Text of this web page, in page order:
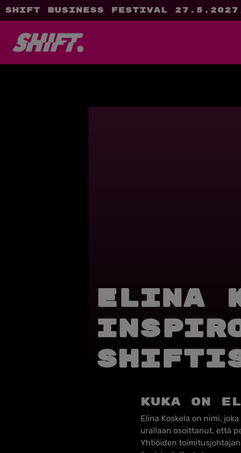
SHIFT Business Festival
Elina
Kuka on
Elina Koskela on nimi,
urallaan osoittanut, että
Yhtiöiden